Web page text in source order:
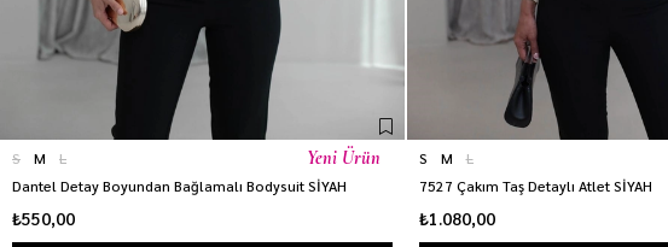
S M
L
Dantel Detay Boyundan Bağlamalı Bodysuit SİYAH
₺550,00
Yeni Ürün S M
L
7527 Çakım Taş Detaylı Atlet SİYAH
₺1.080,00